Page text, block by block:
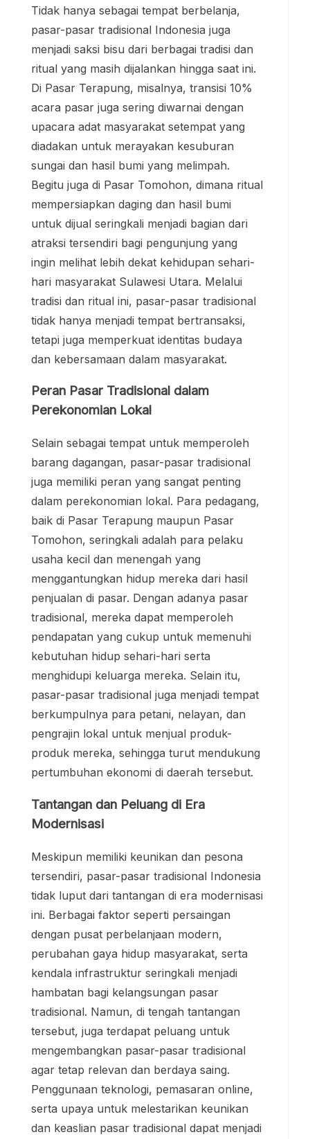
Tidak hanya sebagai tempat berbelanja,
pasar-pasar tradisional Indonesia juga
menjadi saksi bisu dari berbagai tradisi dan
ritual yang masih dijalankan hingga saat ini.
Di Pasar Terapung, misalnya, transisi 10%
acara pasar juga sering diwarnai dengan
upacara adat masyarakat setempat yang
diadakan untuk merayakan kesuburan
sungai dan hasil bumi yang melimpah.
Begitu juga di Pasar Tomohon, dimana ritual
mempersiapkan daging dan hasil bumi
untuk dijual seringkali menjadi bagian dari
atraksi tersendiri bagi pengunjung yang
ingin melihat lebih dekat kehidupan sehari-
hari masyarakat Sulawesi Utara. Melalui
tradisi dan ritual ini, pasar-pasar tradisional
tidak hanya menjadi tempat bertransaksi,
tetapi juga memperkuat identitas budaya
dan kebersamaan dalam masyarakat.
Peran Pasar Tradisional dalam
Perekonomian Lokal
Selain sebagai tempat untuk memperoleh
barang dagangan, pasar-pasar tradisional
juga memiliki peran yang sangat penting
dalam perekonomian lokal. Para pedagang,
baik di Pasar Terapung maupun Pasar
Tomohon, seringkali adalah para pelaku
usaha kecil dan menengah yang
menggantungkan hidup mereka dari hasil
penjualan di pasar. Dengan adanya pasar
tradisional, mereka dapat memperoleh
pendapatan yang cukup untuk memenuhi
kebutuhan hidup sehari-hari serta
menghidupi keluarga mereka. Selain itu,
pasar-pasar tradisional juga menjadi tempat
berkumpulnya para petani, nelayan, dan
pengrajin lokal untuk menjual produk-
produk mereka, sehingga turut mendukung
pertumbuhan ekonomi di daerah tersebut.
Tantangan dan Peluang di Era
Modernisasi
Meskipun memiliki keunikan dan pesona
tersendiri, pasar-pasar tradisional Indonesia
tidak luput dari tantangan di era modernisasi
ini. Berbagai faktor seperti persaingan
dengan pusat perbelanjaan modern,
perubahan gaya hidup masyarakat, serta
kendala infrastruktur seringkali menjadi
hambatan bagi kelangsungan pasar
tradisional. Namun, di tengah tantangan
tersebut, juga terdapat peluang untuk
mengembangkan pasar-pasar tradisional
agar tetap relevan dan berdaya saing.
Penggunaan teknologi, pemasaran online,
serta upaya untuk melestarikan keunikan
dan keaslian pasar tradisional dapat menjadi